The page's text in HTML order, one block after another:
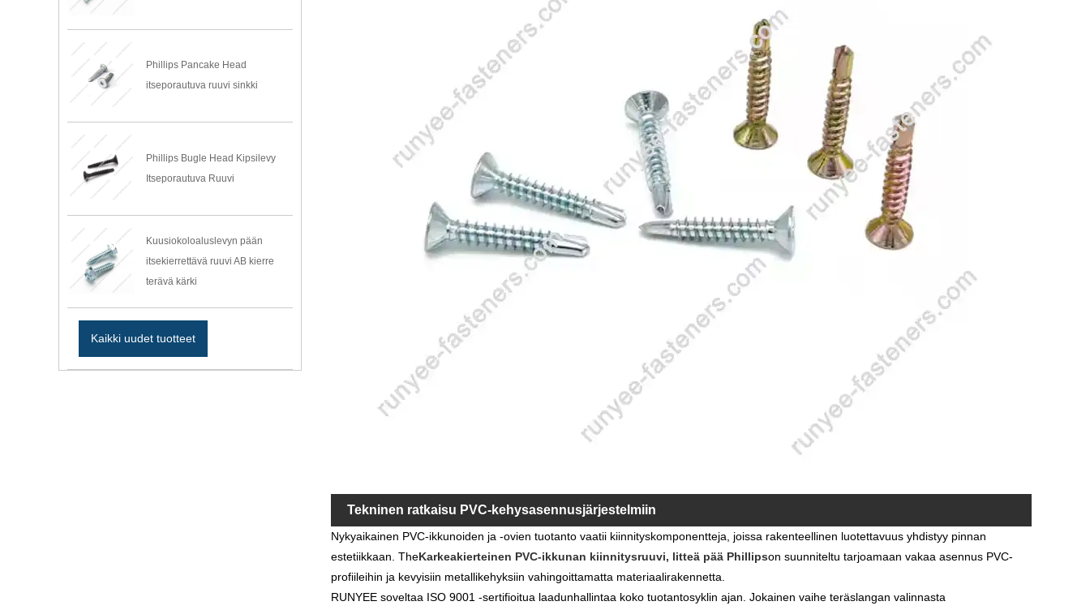
Phillips Pancake Head
itseporautuva ruuvi sinkki
Phillips Bugle Head Kipsilevy
Itseporautuva Ruuvi
Kuusiokoloaluslevyn pään
itsekierrettävä ruuvi AB kierre
terävä kärki
Kaikki uudet tuotteet
Tekninen ratkaisu PVC-kehysasennusjärjestelmiin
Nykyaikainen PVC-ikkunoiden ja -ovien tuotanto vaatii kiinnityskomponentteja, joissa rakenteellinen luotettavuus yhdistyy pinnan
estetiikkaan. TheKarkeakierteinen PVC-ikkunan kiinnitysruuvi, litteä pää Phillipson suunniteltu tarjoamaan vakaa asennus PVC-
profiileihin ja kevyisiin metallikehyksiin vahingoittamatta materiaalirakennetta.
RUNYEE soveltaa ISO 9001 -sertifioitua laadunhallintaa koko tuotantosyklin ajan. Jokainen vaihe teräslangan valinnasta